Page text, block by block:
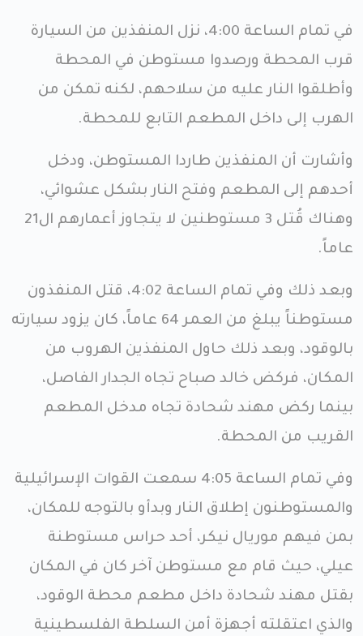
في تمام الساعة 4:00، نزل المنفذين من السيارة
قرب المحطة ورصدوا مستوطن في المحطة
وأطلقوا النار عليه من سلاحهم، لكنه تمكن من
الهرب إلى داخل المطعم التابع للمحطة.
وأشارت أن المنفذين طاردا المستوطن، ودخل
أحدهم إلى المطعم وفتح النار بشكل عشوائي،
وهناك قُتل 3 مستوطنين لا يتجاوز أعمارهم ال21
عاماً.
وبعد ذلك وفي تمام الساعة 4:02، قتل المنفذون
مستوطناً يبلغ من العمر 64 عاماً، كان يزود سيارته
بالوقود، وبعد ذلك حاول المنفذين الهروب من
المكان، فركض خالد صباح تجاه الجدار الفاصل،
بينما ركض مهند شحادة تجاه مدخل المطعم
القريب من المحطة.
وفي تمام الساعة 4:05 سمعت القوات الإسرائيلية
والمستوطنون إطلاق النار وبدأو بالتوجه للمكان،
بمن فيهم موريال نيكر، أحد حراس مستوطنة
عيلي، حيث قام مع مستوطن آخر كان في المكان
بقتل مهند شحادة داخل مطعم محطة الوقود،
والذي اعتقلته أجهزة أمن السلطة الفلسطينية